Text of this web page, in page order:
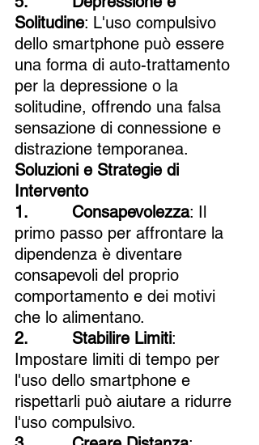
Solitudine: L'uso compulsivo
dello smartphone può essere
una forma di auto-trattamento
per la depressione o la
solitudine, offrendo una falsa
sensazione di connessione e
distrazione temporanea.
Soluzioni e Strategie di
Intervento
1.         Consapevolezza: Il
primo passo per affrontare la
dipendenza è diventare
consapevoli del proprio
comportamento e dei motivi
che lo alimentano.
2.         Stabilire Limiti:
Impostare limiti di tempo per
l'uso dello smartphone e
rispettarli può aiutare a ridurre
l'uso compulsivo.